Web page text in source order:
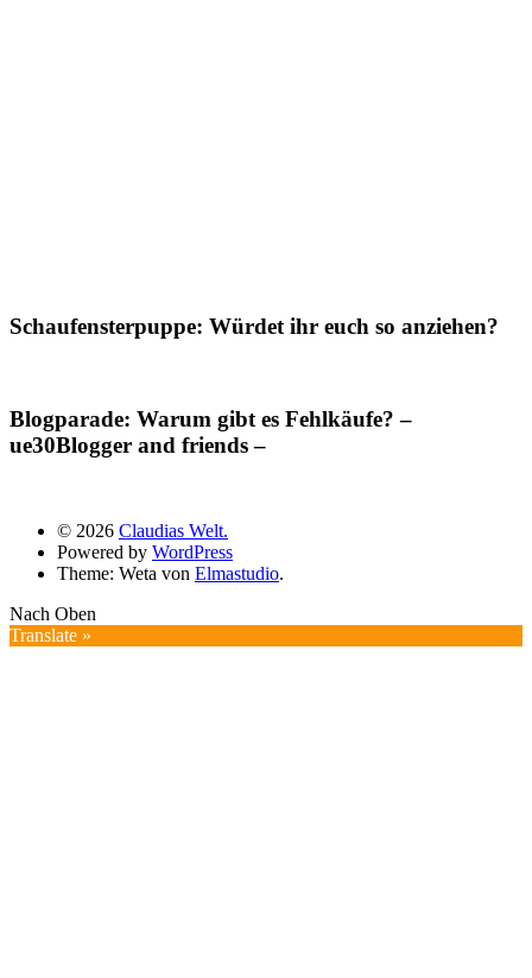
Schaufensterpuppe: Würdet ihr euch so anziehen?
Blogparade: Warum gibt es Fehlkäufe? –
ue30Blogger and friends –
© 2026 Claudias Welt.
Powered by WordPress
Theme: Weta von Elmastudio.
Nach Oben
Translate »